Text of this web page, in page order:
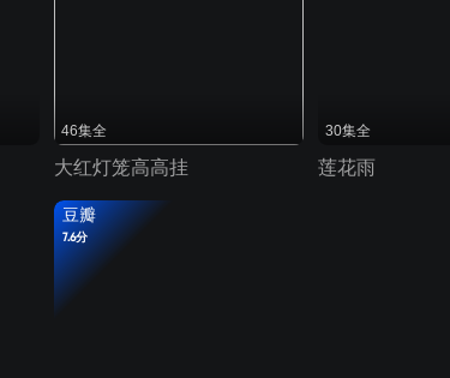
46集全
大红灯笼高高挂
30集全
莲花雨
豆瓣
7.6分